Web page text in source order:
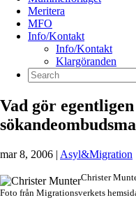
Meritera
MFO
Info/Kontakt
Info/Kontakt
Klargöranden
Vad gör
mar 8, 2006 | Asyl&Migration
Christer
Foto från Migrationsverkets